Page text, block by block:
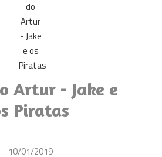
Artur - Jake e
Piratas
10/01/2019